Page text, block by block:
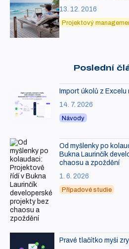
13. 12. 2016
Projektový
Poslední
Import úkolů z
14. 7. 2026
Návody
Od myšlenky po
Bukna Laurinčík
chaosu a zpoždění
1. 6. 2026
Případové studie
Pravé tlačítko myši